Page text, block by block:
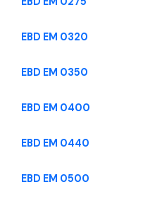
EBD EM 0320
EBD EM 0350
EBD EM 0400
EBD EM 0440
EBD EM 0500